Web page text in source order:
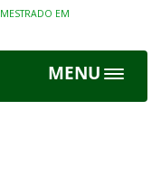
MESTRADO EM
MENU
Toggle